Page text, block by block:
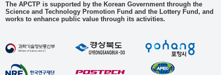
The APCTP is supported by the Korean Government through the
Science and Technology Promotion Fund and the Lottery Fund, and
works to enhance public value through its activities.